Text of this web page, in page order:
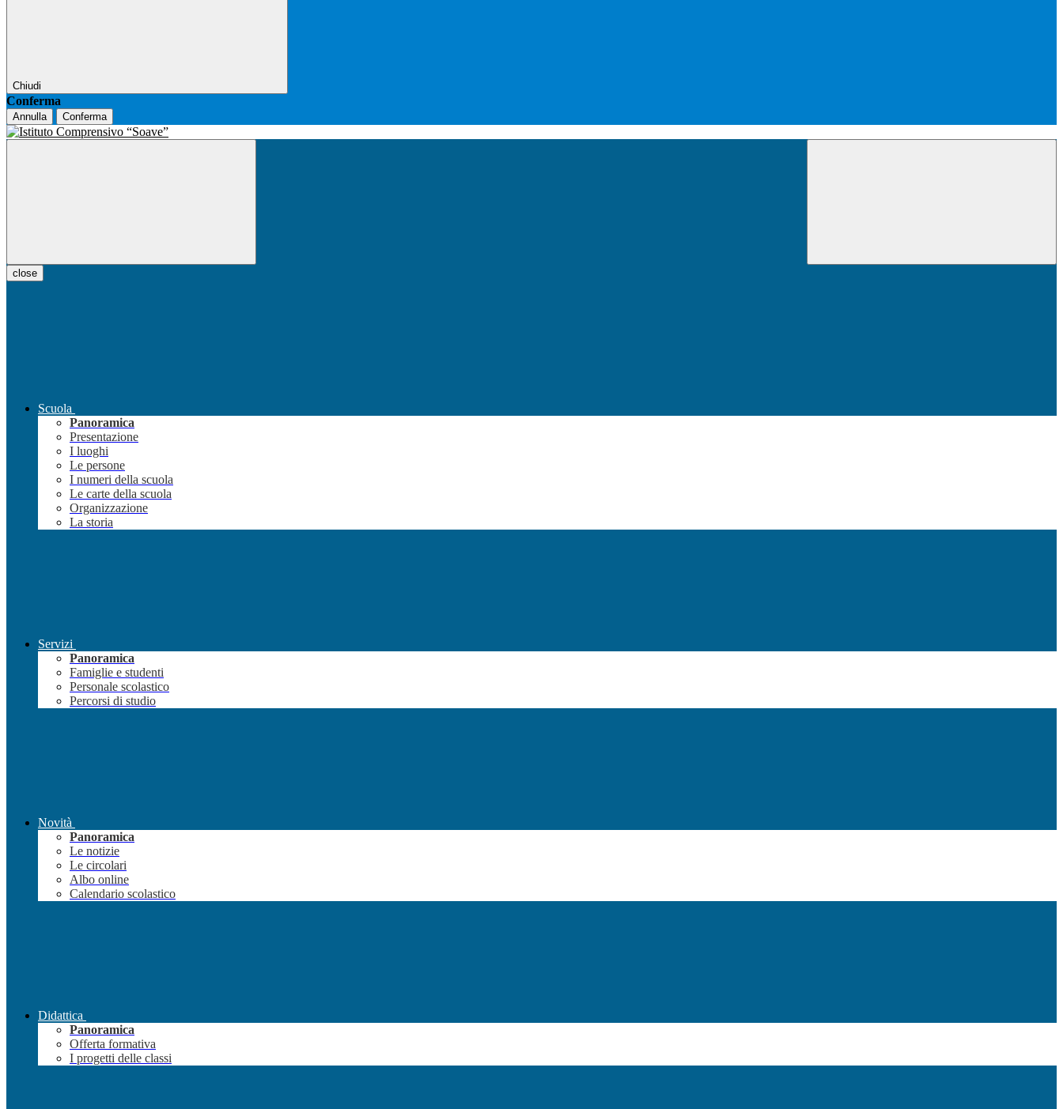
Chiudi
Conferma
Annulla Conferma
close
Scuola
Panoramica
Presentazione
I luoghi
Le persone
I numeri della scuola
Le carte della scuola
Organizzazione
La storia
Servizi
Panoramica
Famiglie e studenti
Personale scolastico
Percorsi di studio
Novità
Panoramica
Le notizie
Le circolari
Albo online
Calendario scolastico
Didattica
Panoramica
Offerta formativa
I progetti delle classi